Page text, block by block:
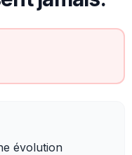
évolution